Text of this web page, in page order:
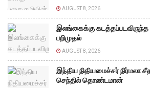
AUGUST 8, 2026
இலங்கைக்கு
பறிமுதல்
AUGUST 8, 2026
இந்திய நிதியமைச்சர் நிர்மலா
செந்தில் தொண்டமான்